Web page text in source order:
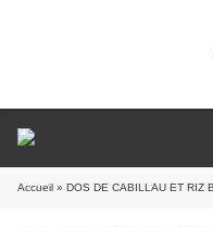
Accueil » DOS DE CABILLAU ET RIZ